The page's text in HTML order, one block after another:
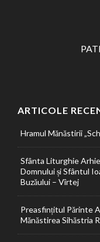
ARTICOLE
Hramul Mănăstirii
Sfânta Liturghie
Domnului și Sfântul
Buzăului – Vîrtej
Preasfințitul Părinte
Mănăstirea Sihăstria